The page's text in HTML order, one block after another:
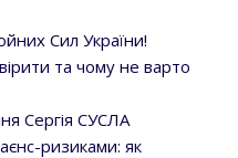
Сил України!
та чому не варто
Сергія СУСЛА
ризиками: як